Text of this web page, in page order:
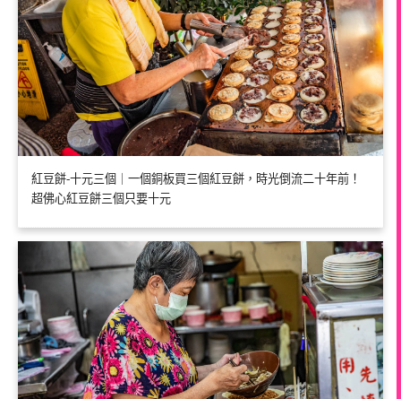
紅豆餅-十元三個｜一個銅板買三個紅豆餅，時光倒流二十年前！
超佛心紅豆餅三個只要十元